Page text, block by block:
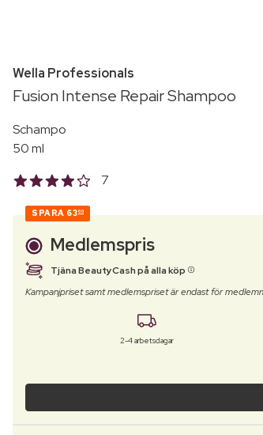
Wella Professionals
Fusion Intense Repair Shampoo
Schampo
50 ml
7
SPARA 6300
Medlemspris
Tjäna BeautyCash på alla köp
Kampanjpriset samt medlemspriset är endast för
2-4 arbetsdagar